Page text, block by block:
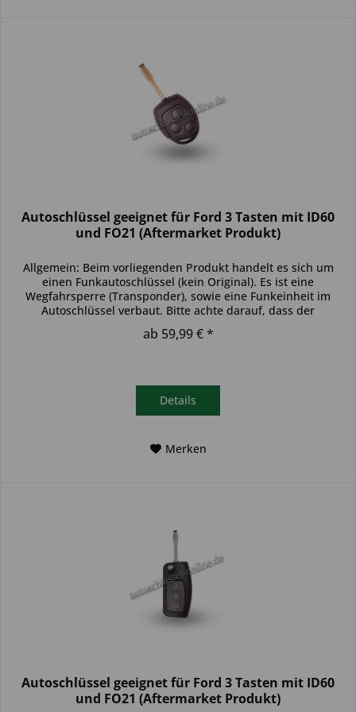
Autoschlüssel geeignet für Ford 3 Tasten mit ID60
und FO21 (Aftermarket Produkt)
Allgemein: Beim vorliegenden Produkt handelt es sich um
einen Funkautoschlüssel (kein Original). Es ist eine
Wegfahrsperre (Transponder), sowie eine Funkeinheit im
Autoschlüssel verbaut. Bitte achte darauf, dass der
Autoschlüssel deinem...
ab 59,99 € *
Details
Merken
Autoschlüssel geeignet für Ford 3 Tasten mit ID60
und FO21 (Aftermarket Produkt)